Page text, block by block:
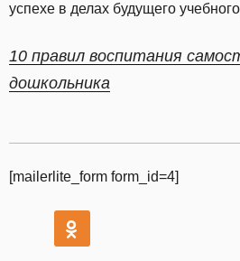
успехе в делах будущего
10 правил воспитания
дошкольника
[mailerlite_form form_id=4]